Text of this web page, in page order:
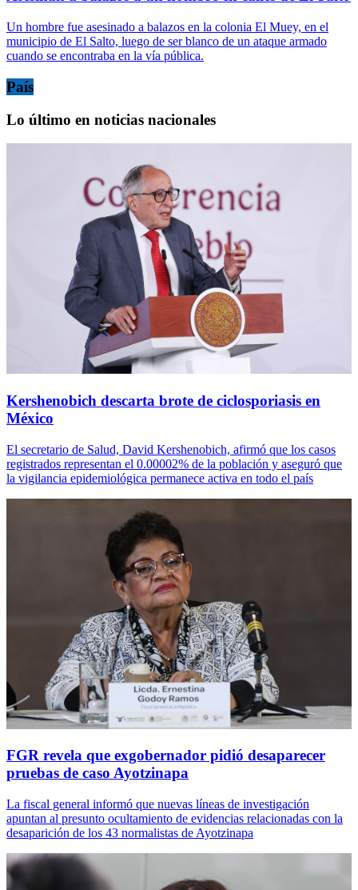
Un hombre fue asesinado a balazos en la colonia El Muey, en el
municipio de El Salto, luego de ser blanco de un ataque armado
cuando se encontraba en la vía pública.
País
Lo último en noticias nacionales
Kershenobich descarta brote de ciclosporiasis en
México
El secretario de Salud, David Kershenobich, afirmó que los casos
registrados representan el 0.00002% de la población y aseguró que
la vigilancia epidemiológica permanece activa en todo el país
FGR revela que exgobernador pidió desaparecer
pruebas de caso Ayotzinapa
La fiscal general informó que nuevas líneas de investigación
apuntan al presunto ocultamiento de evidencias relacionadas con la
desaparición de los 43 normalistas de Ayotzinapa